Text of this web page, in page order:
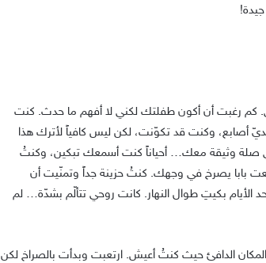
كم رغبت أن أكون طفلتك لكني لا أفهم ما حدث. كنت
أصابع، وكنت قد تكوّنت، لكن ليس كافياً لأترك هذا
في صلة وثيقة معك… أحياناً كنت أسمعك تبكين، وكنتُ
بابا يصرخ في وجهك. كنتُ حزينة جداً وتمنّيت أن
بكيتِ طوال النهار. كانت روحي تتألّم بشدّة… لم
الدافئ حيث كنتُ أعيش. ارتعبت وبدأت بالصراخ لكن